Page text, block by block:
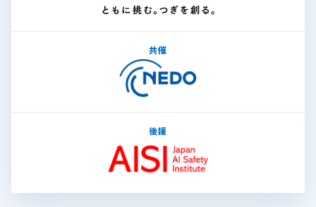
共催
後援